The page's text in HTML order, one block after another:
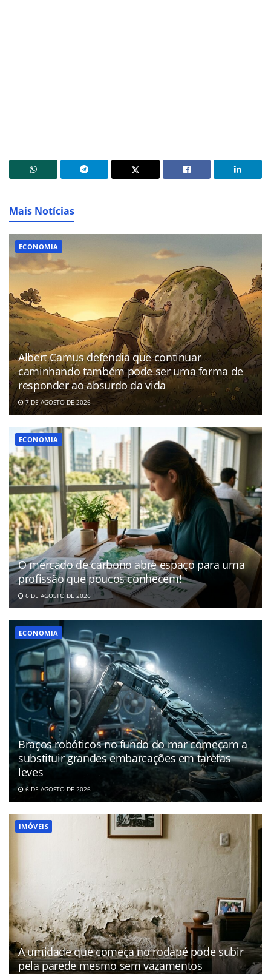
Mais Notícias
ECONOMIA
Albert Camus defendia que continuar
caminhando também pode ser uma forma de
responder ao absurdo da vida
7 DE AGOSTO DE 2026
ECONOMIA
O mercado de carbono abre espaço para uma
profissão que poucos conhecem!
6 DE AGOSTO DE 2026
ECONOMIA
Braços robóticos no fundo do mar começam a
substituir grandes embarcações em tarefas
leves
6 DE AGOSTO DE 2026
IMÓVEIS
A umidade que começa no rodapé pode subir
pela parede mesmo sem vazamentos